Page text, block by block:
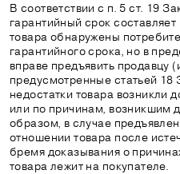
В соответствии с п. 5 ст. 19
гарантийный срок
товара обнаружены
гарантийного срока, но в
вправе предъявить продавцу
предусмотренные статьей 18
недостатки товара возникли
или по причинам, возникшим
образом, в случае
отношении товара после
бремя доказывания о
товара лежит на покупателе.